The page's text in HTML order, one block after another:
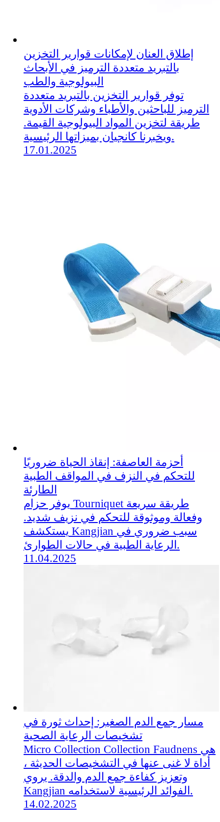
إطلاق العنان لإمكانات قوارير التخزين
بالتبريد متعددة الترميز في الأبحاث
البيولوجية والطب
توفر قوارير التخزين بالتبريد متعددة
الترميز للباحثين والأطباء وشركات الأدوية
طريقة لتخزين المواد البيولوجية القيمة.
ويخبرنا كانجيان بميزاتها الرئيسية.
17.01.2025
أحزمة العاصفة: إنقاذ الحياة ضروريًا
للتحكم في النزف في المواقف الطبية
الطارئة
يوفر حزام Tourniquet طريقة سريعة
وفعالة وموثوقة للتحكم في نزيف شديد.
يستكشف Kangjian سبب ضروري في
الرعاية الطبية في حالات الطوارئ.
11.04.2025
مسار جمع الدم الصغير: إحداث ثورة في
تشخيصات الرعاية الصحية
Micro Collection Collection Faudnens هي
أداة لا غنى عنها في التشخيصات الحديثة ،
وتعزيز كفاءة جمع الدم والدقة. يروي
Kangjian الفوائد الرئيسية لاستخدامه.
14.02.2025